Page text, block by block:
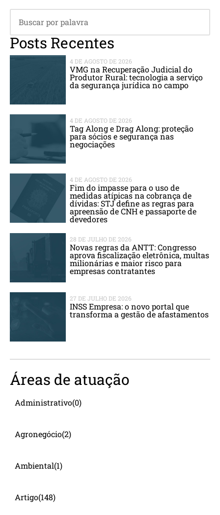
Posts Recentes
4 DE AGOSTO DE 2026
VMG na Recuperação Judicial do
Produtor Rural: tecnologia a serviço
da segurança jurídica no campo
4 DE AGOSTO DE 2026
Tag Along e Drag Along: proteção
para sócios e segurança nas
negociações
4 DE AGOSTO DE 2026
Fim do impasse para o uso de
medidas atípicas na cobrança de
dívidas: STJ define as regras para
apreensão de CNH e passaporte de
devedores
28 DE JULHO DE 2026
Novas regras da ANTT: Congresso
aprova fiscalização eletrônica, multas
milionárias e maior risco para
empresas contratantes
27 DE JULHO DE 2026
INSS Empresa: o novo portal que
transforma a gestão de afastamentos
Áreas de atuação
Administrativo(0)
Agronegócio(2)
Ambiental(1)
Artigo(148)